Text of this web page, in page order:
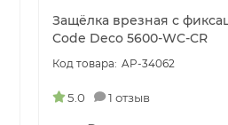
Защёлка врезная с
Code Deco 5600-WC-CR
AP-34062
5.0 1 отзыв